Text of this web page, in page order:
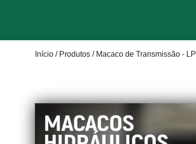
Trilha
navegação
Início Produtos Macaco de Transmissão - LP
DE
TRANSMISSÃO